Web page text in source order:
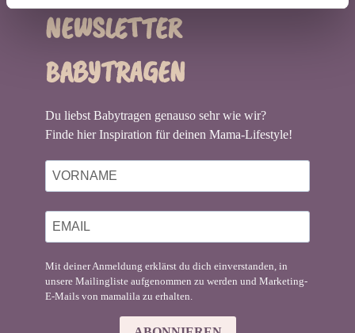
NEWSLETTER
BABYTRAGEN
Du liebst Babytragen genauso sehr wie wir?
Finde hier Inspiration für deinen Mama-Lifestyle!
Mit deiner Anmeldung erklärst du dich einverstanden, in
unsere Mailingliste aufgenommen zu werden und Marketing-
E-Mails von mamalila zu erhalten.